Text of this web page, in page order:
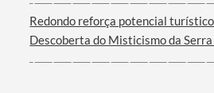
Redondo reforça potencial
Descoberta do Misticismo da Serra